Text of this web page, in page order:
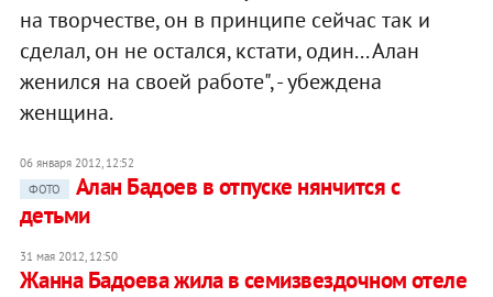
на творчестве, он в принципе сейчас так и
сделал, он не остался, кстати, один... Алан
женился на своей работе", - убеждена
женщина.
06 января 2012, 12:52
ФОТО
Алан Бадоев в отпуске нянчится с
детьми
31 мая 2012, 12:50
Жанна Бадоева жила в семизвездочном отеле